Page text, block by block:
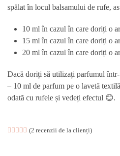
spălat în locul balsamului de rufe,
10 ml în cazul în care doriți o
15 ml în cazul în care doriți o
20 ml în cazul în care doriți o
Dacă doriți să utilizați parfumul
– 10 ml de parfum pe o lavetă
odată cu rufele și vedeți efectul 😊.
Evaluat la5.00din 5 pe baza a
2(2 recenzii de la clienți)